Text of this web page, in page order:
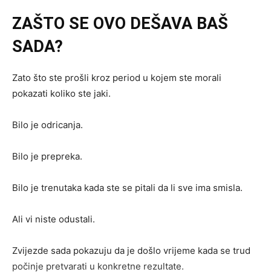
ZAŠTO SE OVO DEŠAVA BAŠ
SADA?
Zato što ste prošli kroz period u kojem ste morali
pokazati koliko ste jaki.
Bilo je odricanja.
Bilo je prepreka.
Bilo je trenutaka kada ste se pitali da li sve ima smisla.
Ali vi niste odustali.
Zvijezde sada pokazuju da je došlo vrijeme kada se trud
počinje pretvarati u konkretne rezultate.